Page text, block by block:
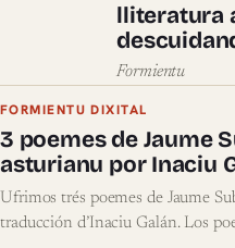
lliteratura
Formientu
FORMIENTU DIXITAL
3 poemes de Jaume
asturianu por Inaciu
Ufrimos trés poemes de Jaume
traducción d’Inaciu Galán. Los